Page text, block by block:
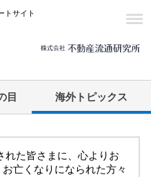
トサイト
目 海外トピックス
れた皆さまに、心よりお
亡くなりになられた方々